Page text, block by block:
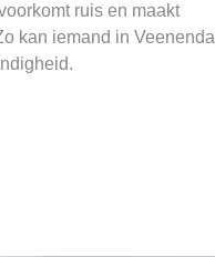
ruis en maakt
kan iemand in